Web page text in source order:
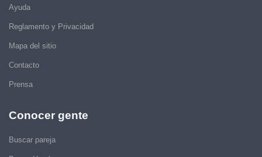
Ayuda
Reglamento y Privacidad
Mapa del sitio
Contacto
Prensa
Conocer gente
Buscar pareja